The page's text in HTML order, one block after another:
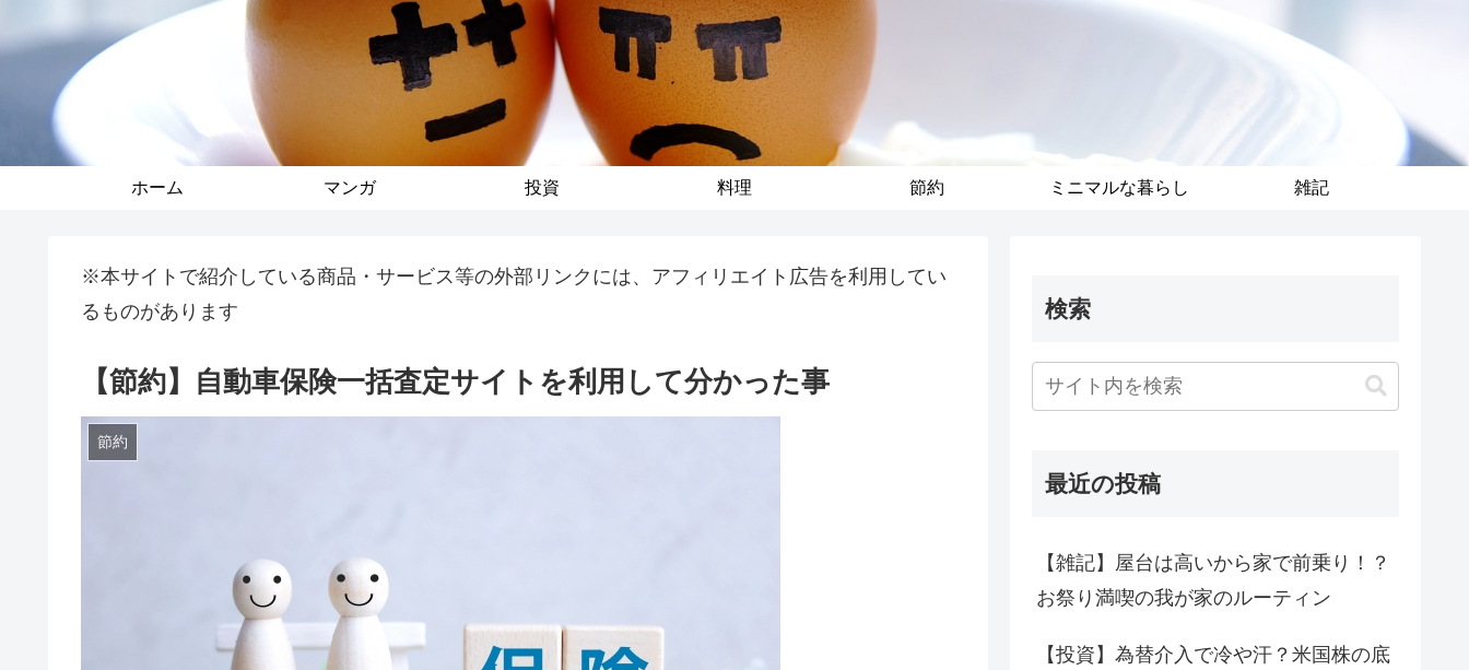
ホーム マンガ 投資 料理 節約 ミニマルな暮らし 雑記
※本サイトで紹介している商品・サービス等の外部リンクには、アフィリエイト広告を利用してい
るものがあります
【節約】自動車保険一括査定サイトを利用して分かった事
節約
検索
最近の投稿
【雑記】屋台は高いから家で前乗り！？
お祭り満喫の我が家のルーティン
【投資】為替介入で冷や汗？米国株の底